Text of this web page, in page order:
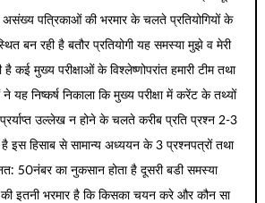
असंख्य पत्रिकाओं की भरमार के चलते प्रतियोगियों के
बन रही है बतौर प्रतियोगी यह समस्या मुझे व मेरी
है कई मुख्य परीक्षाओं के विश्लेष्णोपरांत हमारी टीम तथा
ने यह निष्कर्ष निकाला कि मुख्य परीक्षा में करेंट के तथ्यों
उल्लेख न होने के चलते करीब प्रति प्रश्न 2-3
इस हिसाब से सामान्य अध्ययन के 3 प्रश्नपत्रों तथा
50नंबर का नुकसान होता है दूसरी बडी समस्या
इतनी भरमार है कि किसका चयन करे और कौन सा